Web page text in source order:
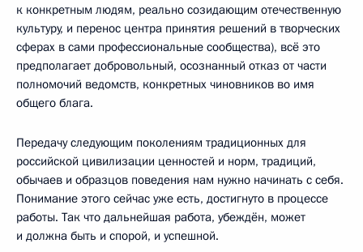
к конкретным людям, реально созидающим отечественную
культуру, и перенос центра принятия решений в творческих
сферах в сами профессиональные сообщества), всё это
предполагает добровольный, осознанный отказ от части
полномочий ведомств, конкретных чиновников во имя
общего блага.
Передачу следующим поколениям традиционных для
российской цивилизации ценностей и норм, традиций,
обычаев и образцов поведения нам нужно начинать с себя.
Понимание этого сейчас уже есть, достигнуто в процессе
работы. Так что дальнейшая работа, убеждён, может
и должна быть и спорой, и успешной.